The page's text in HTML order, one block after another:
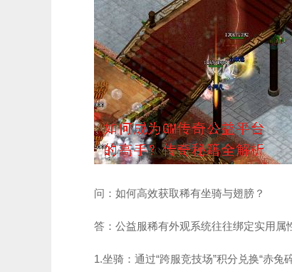
问：如何高效获取稀有坐骑与翅膀？
答：公益服稀有外观系统往往绑定实用属
1.坐骑：通过“跨服竞技场”积分兑换“赤